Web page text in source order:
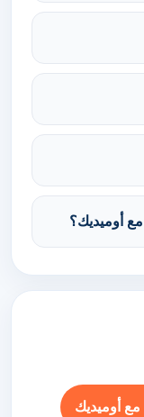
أوميديك؟
أوميديك